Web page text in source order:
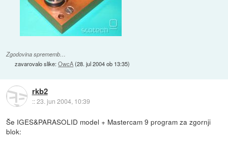
Zgodovina sprememb…
zavarovalo slike:OwcA(28. jul 2004 ob 13:35)
rkb2
::23. jun 2004, 10:39
Še IGES&PARASOLID model + Mastercam 9 program za zgornji
blok: